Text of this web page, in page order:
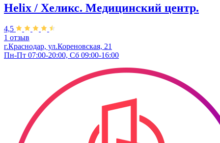
Helix / Хеликс. Медицинский центр.
4,5
1 отзыв
г.Краснодар, ул.Кореновская, 21
Пн-Пт 07:00-20:00, Сб 09:00-16:00